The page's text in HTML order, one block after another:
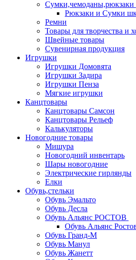
Сумки,чемоданы,рюкзаки
Рюкзаки и Сумки
Ремни
Товары для творчества и
Швейные товары
Сувенирная продукция
Игрушки
Игрушки Домовята
Игрушки Задира
Игрушки Пенза
Мягкие игрушки
Канцтовары
Канцтовары Самсон
Канцтовары Рельеф
Калькуляторы
Новогодние товары
Мишура
Новогодний инвентарь
Шары новогодние
Электрические гирлянды
Елки
Обувь,стельки
Обувь Эмальто
Обувь Десла
Обувь Альянс РОСТОВ
Обувь Альянс
Обувь Гранд-М
Обувь Манул
Обувь Жанетт